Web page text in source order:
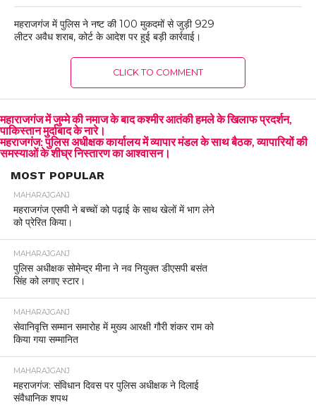
महराजगंज में पुलिस ने नष्ट की 100 मुकदमों से जुड़ी 929
लीटर अवैध शराब, कोर्ट के आदेश पर हुई बड़ी कार्रवाई।
CLICK TO COMMENT
महाराजगंज में जुम्मे की नमाज के बाद कश्मीर आतंकी हमले के खिलाफ प्रदर्शन,
पाकिस्तान मुर्दाबाद के नारे।
महराजगंज: पुलिस अधीक्षक कार्यालय में व्यापार मंडल के साथ बैठक, व्यापारियों की
समस्याओं के शीघ्र निस्तारण का आश्वासन।
MOST POPULAR
MAHARAJGANJ
महराजगंज एसपी ने बच्चों को पढ़ाई के साथ खेलों में भाग लेने
को प्रेरित किया।
MAHARAJGANJ
पुलिस अधीक्षक सोमेन्द्र मीना ने नव नियुक्त डीएसपी बसंत
सिंह को लगाए स्टार।
MAHARAJGANJ
सेवानिवृत्ति सम्मान समारोह में मुख्य आरक्षी गौरी शंकर राम को
किया गया सम्मानित
MAHARAJGANJ
महराजगंज: संविधान दिवस पर पुलिस अधीक्षक ने दिलाई
संवैधानिक शपथ